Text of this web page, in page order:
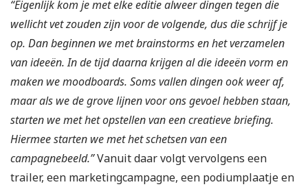
“Eigenlijk kom je met elke editie alweer dingen tegen die
wellicht vet zouden zijn voor de volgende, dus die schrijf je
op. Dan beginnen we met brainstorms en het verzamelen
van ideeën. In de tijd daarna krijgen al die ideeën vorm en
maken we moodboards. Soms vallen dingen ook weer af,
maar als we de grove lijnen voor ons gevoel hebben staan,
starten we met het opstellen van een creatieve briefing.
Hiermee starten we met het schetsen van een
campagnebeeld.”Vanuit daar volgt vervolgens een
trailer, een marketingcampagne, een podiumplaatje en